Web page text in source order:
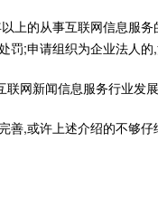
上的从事互联网信息服
罚;申请组织为企业法人
网新闻信息服务行业发
善,或许上述介绍的不够